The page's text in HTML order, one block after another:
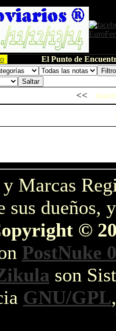
El Punto de
<<
Marcas
sus dueños,
©
PostNuke
son
GNU/GPL